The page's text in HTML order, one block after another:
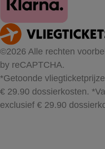
©2026 Alle rechten
by reCAPTCHA.
*Getoonde
€ 29.90 dossierkosten.
exclusief € 29.90